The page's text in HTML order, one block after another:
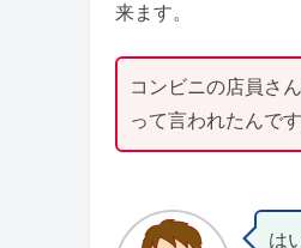
来ます。
コンビニの店員さん
って言われたんで
は